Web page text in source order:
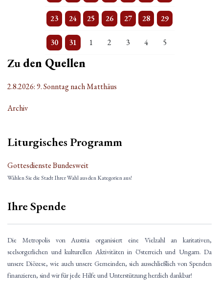
23
2 Veranstaltungen
24
Einzelne Veranstaltung
25
Einzelne Veranstaltung
26
Einzelne Veranstaltung
27
Einzelne Veranstaltung
28
2 Veranstaltungen
29
Einzelne Veranstaltung
30
3 Veranstaltungen
31
Einzelne Veranstaltung
1
Einzelne Veranstaltung
2
Einzelne Veranstaltung
3
Einzelne Veranstaltung
4
Einzelne Veranstaltung
5
Einzelne Veranstaltung
Zuden Quellen
2.8.2026: 9. Sonntag nach Matthäus
Archiv
Liturgisches Programm
Gottesdienste Bundesweit
Wählen Sie die Stadt Ihrer Wahl aus den Kategorien aus!
Ihre Spende
Die Metropolis von Austria organisiert eine Vielzahl an karitativen,
seelsorgerlichen und kulturellen Aktivitäten in Österreich und Ungarn. Da
unsere Diözese, wie auch unsere Gemeinden, sich ausschließlich von Spenden
finanzieren, sind wir für jede Hilfe und Unterstützung herzlich dankbar!